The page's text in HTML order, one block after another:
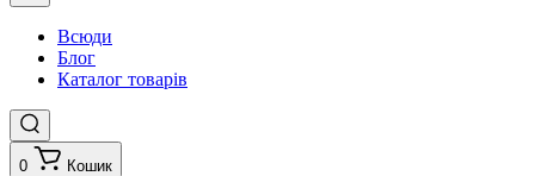
Всюди
Блог
Каталог товарів
0 Кошик